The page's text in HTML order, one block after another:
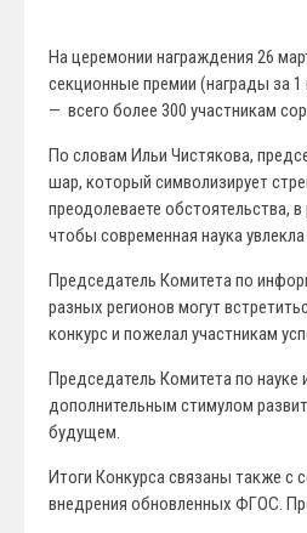
На церемонии награждения 26
секционные премии (награды за
— всего более 300 участникам
По словам Ильи Чистякова,
шар, который символизирует
преодолеваете обстоятельства,
чтобы современная наука
Председатель Комитета по
разных регионов могут
конкурс и пожелал участникам
Председатель Комитета по
дополнительным стимулом
будущем.
Итоги Конкурса связаны также с
внедрения обновленных ФГОС.